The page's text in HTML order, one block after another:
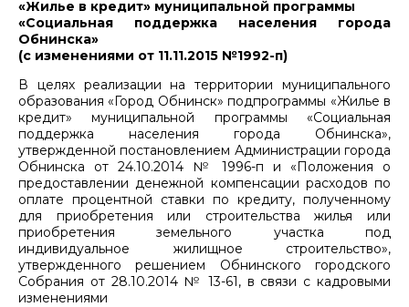
«Жилье в кредит» муниципальной программы
«Социальная поддержка населения города
Обнинска»
(с изменениями от 11.11.2015 №1992-п)
В целях реализации на территории муниципального
образования «Город Обнинск» подпрограммы «Жилье в
кредит» муниципальной программы «Социальная
поддержка населения города Обнинска»,
утвержденной постановлением Администрации города
Обнинска от 24.10.2014 № 1996-п и «Положения о
предоставлении денежной компенсации расходов по
оплате процентной ставки по кредиту, полученному
для приобретения или строительства жилья или
приобретения земельного участка под
индивидуальное жилищное строительство»,
утвержденного решением Обнинского городского
Собрания от 28.10.2014 № 13-61, в связи с кадровыми
изменениями